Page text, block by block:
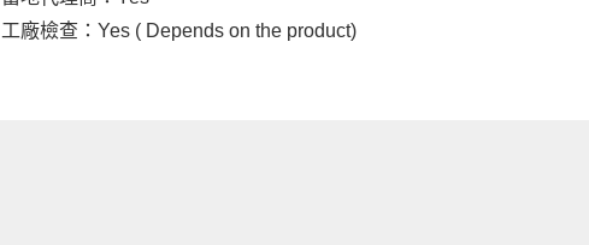
工廠檢查：Yes ( Depends on the product)